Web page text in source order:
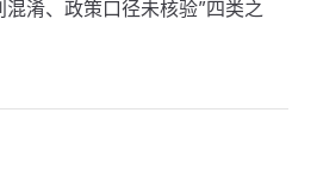
淆、政策口径未核验”四类之